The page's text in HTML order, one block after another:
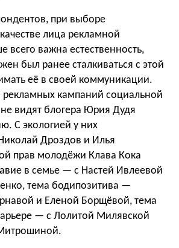
при выборе
лица рекламной
всего важна естественность,
был ранее сталкиваться с этой
её в своей коммуникации.
рекламных кампаний социальной
видят блогера Юрия Дудя
С экологией у них
Дроздов и Илья
прав молодёжи Клава Кока
в семье — с Настей Ивлеевой
тема бодипозитива —
и Еленой Борщёвой, тема
— с Лолитой Милявской